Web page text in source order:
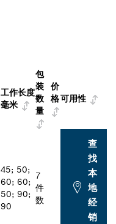
工作长度
毫米
包
装
数
量
价
格可用性
45; 50;
60; 60;
50; 90;
90
7
件
数
查
找
本
地
经
销